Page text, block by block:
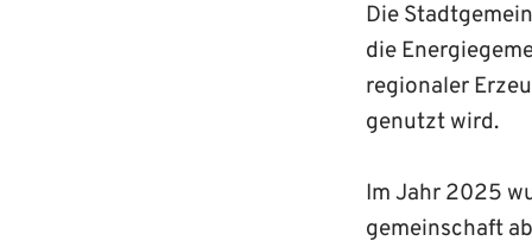
Die
die
regionaler
genutzt wird.
Im Jahr 2025
gemeinschaft